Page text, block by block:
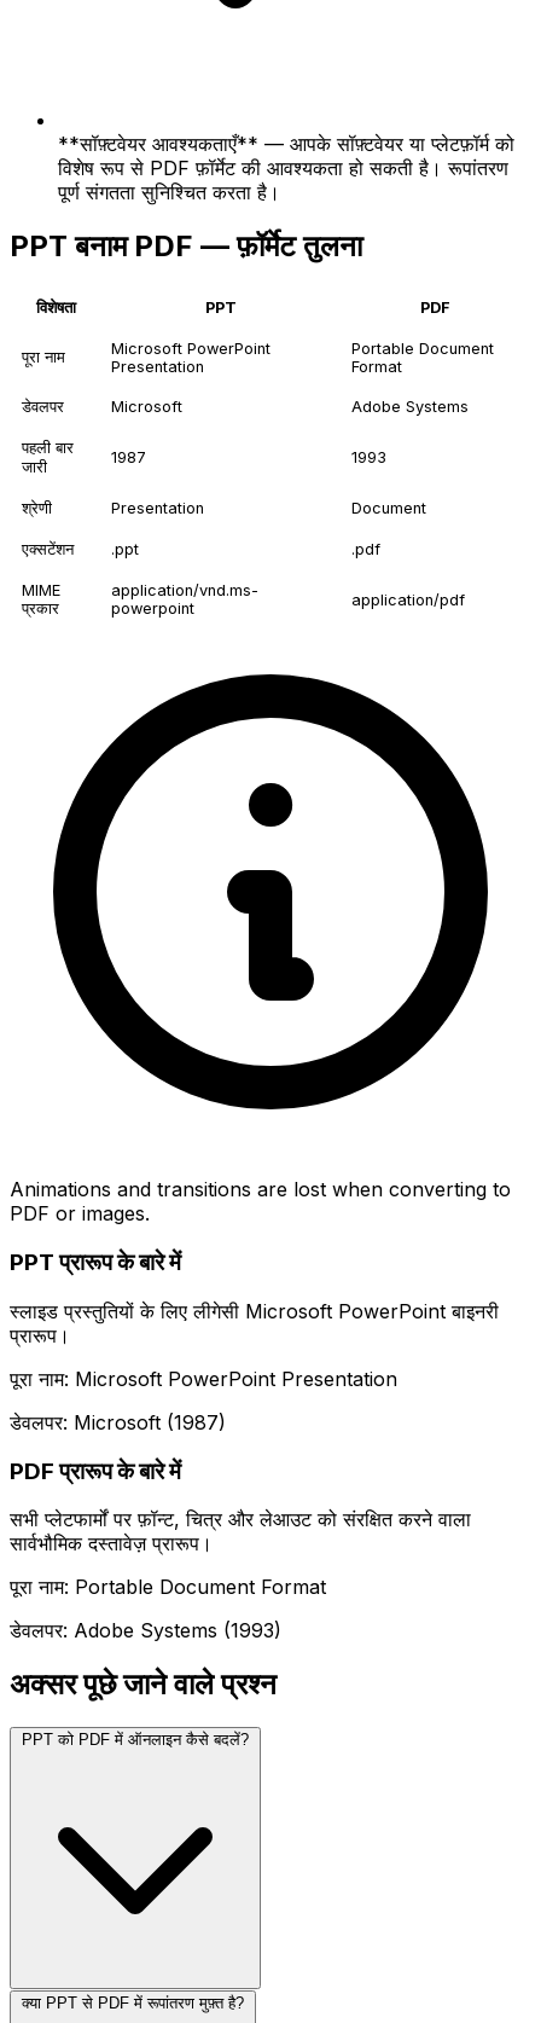
**सॉफ़्टवेयर आवश्यकताएँ** — आपके सॉफ़्टवेयर या प्लेटफ़ॉर्म को
विशेष रूप से PDF फ़ॉर्मेट की आवश्यकता हो सकती है। रूपांतरण
पूर्ण संगतता सुनिश्चित करता है।
PPT बनाम PDF — फ़ॉर्मेट तुलना
विशेषता PPT PDF
पूरा नाम
Microsoft PowerPoint
Presentation
Portable Document
Format
डेवलपर Microsoft Adobe Systems
पहली बार
जारी
1987 1993
श्रेणी Presentation Document
एक्सटेंशन .ppt .pdf
MIME
प्रकार
application/vnd.ms-
powerpoint
application/pdf
Animations and transitions are lost when converting to
PDF or images.
PPT प्रारूप के बारे में
स्लाइड प्रस्तुतियों के लिए लीगेसी Microsoft PowerPoint बाइनरी
प्रारूप।
पूरा नाम: Microsoft PowerPoint Presentation
डेवलपर: Microsoft (1987)
PDF प्रारूप के बारे में
सभी प्लेटफार्मों पर फ़ॉन्ट, चित्र और लेआउट को संरक्षित करने वाला
सार्वभौमिक दस्तावेज़ प्रारूप।
पूरा नाम: Portable Document Format
डेवलपर: Adobe Systems (1993)
अक्सर पूछे जाने वाले प्रश्न
PPT को PDF में ऑनलाइन कैसे बदलें?
क्या PPT से PDF में रूपांतरण मुफ़्त है?